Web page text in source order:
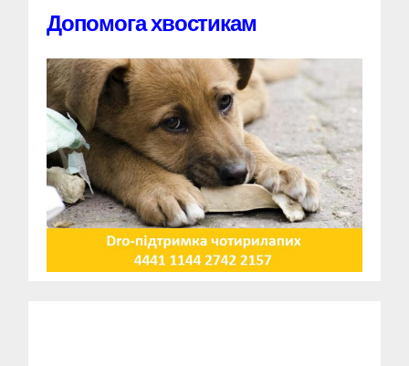
Допомога хвостикам